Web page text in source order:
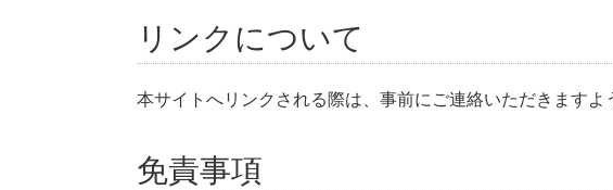
リンクについて
本サイトへリンクされる際は、事前にご連絡いただきますよ
免責事項